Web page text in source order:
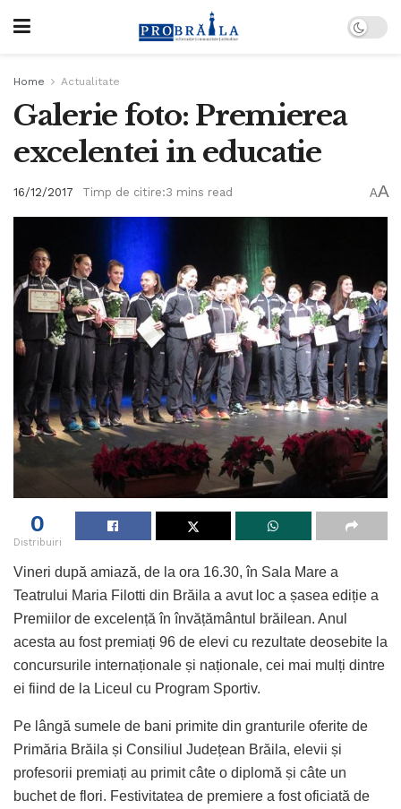
Home Actualitate
Galerie foto: Premierea
excelentei in educatie
16/12/2017 Timp de citire:3 mins read AA
0
Distribuiri
Vineri după amiază, de la ora 16.30, în Sala Mare a
Teatrului Maria Filotti din Brăila a avut loc a șasea ediție a
Premiilor de excelență în învățământul brăilean. Anul
acesta au fost premiați 96 de elevi cu rezultate deosebite la
concursurile internaționale și naționale, cei mai mulți dintre
ei fiind de la Liceul cu Program Sportiv.
Pe lângă sumele de bani primite din granturile oferite de
Primăria Brăila și Consiliul Județean Brăila, elevii și
profesorii premiați au primit câte o diplomă și câte un
buchet de flori. Festivitatea de premiere a fost oficiată de